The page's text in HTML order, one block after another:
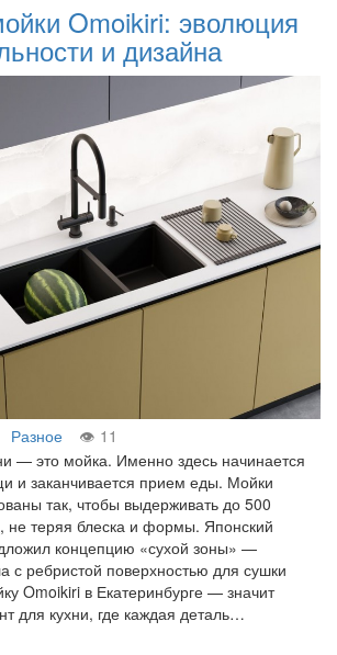
Omoikiri: эволюция
и дизайна
Разное
11
— это мойка. Именно здесь начинается
и заканчивается прием еды. Мойки
так, чтобы выдерживать до 500
не теряя блеска и формы. Японский
концепцию «сухой зоны» —
с ребристой поверхностью для сушки
Omoikiri в Екатеринбурге — значит
для кухни, где каждая деталь…